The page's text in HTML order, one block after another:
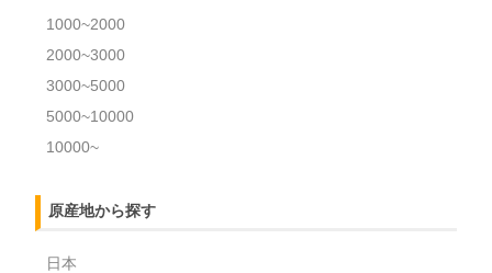
1000~2000
2000~3000
3000~5000
5000~10000
10000~
原産地から探す
日本